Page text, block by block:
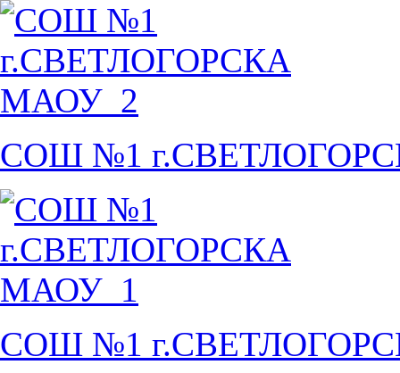
СОШ №1
СОШ №1